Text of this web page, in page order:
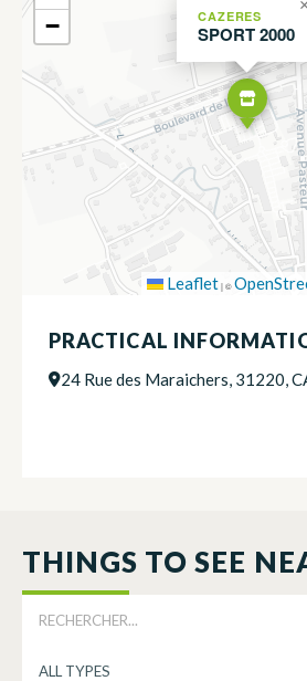
CAZERES
SPORT 2000
×
−
Leaflet|©
PRACTICAL
24 Rue des Maraichers, 31220,
THINGS TO SEE